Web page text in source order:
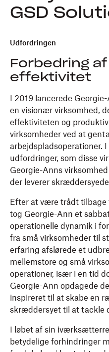
GSD
Udfordringen
Forbedring
effektivitet
I 2019 lancerede
en visionær virksomhed,
effektiviteten og
virksomheder ved at
arbejdspladsoperationer.
udfordringer, som disse
Georgie-Anns
der leverer
Efter at være trådt tilbage
tog Georgie-Ann et
operationelle dynamik i
fra små virksomheder til
erfaring afslørede et
mellemstore og små
operationer, især i en tid
Georgie-Ann opdagede
inspireret til at skabe en
skræddersyet til at tackle
I løbet af sin
betydelige forhindringer